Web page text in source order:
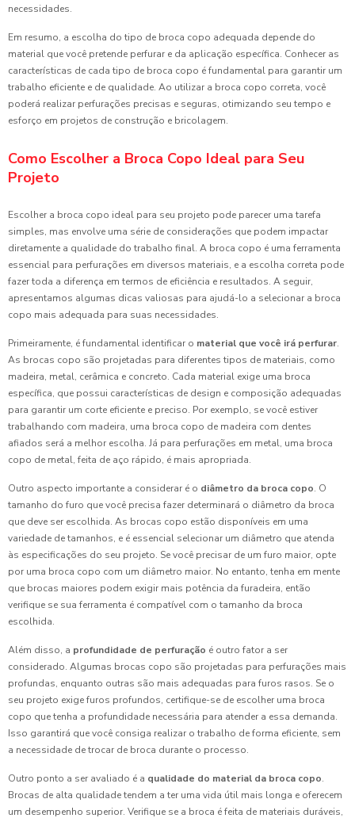
necessidades.
Em resumo, a escolha do tipo de broca copo adequada depende do
material que você pretende perfurar e da aplicação específica. Conhecer as
características de cada tipo de broca copo é fundamental para garantir um
trabalho eficiente e de qualidade. Ao utilizar a broca copo correta, você
poderá realizar perfurações precisas e seguras, otimizando seu tempo e
esforço em projetos de construção e bricolagem.
Como Escolher a Broca Copo Ideal para Seu
Projeto
Escolher a broca copo ideal para seu projeto pode parecer uma tarefa
simples, mas envolve uma série de considerações que podem impactar
diretamente a qualidade do trabalho final. A broca copo é uma ferramenta
essencial para perfurações em diversos materiais, e a escolha correta pode
fazer toda a diferença em termos de eficiência e resultados. A seguir,
apresentamos algumas dicas valiosas para ajudá-lo a selecionar a broca
copo mais adequada para suas necessidades.
Primeiramente, é fundamental identificar o material que você irá perfurar.
As brocas copo são projetadas para diferentes tipos de materiais, como
madeira, metal, cerâmica e concreto. Cada material exige uma broca
específica, que possui características de design e composição adequadas
para garantir um corte eficiente e preciso. Por exemplo, se você estiver
trabalhando com madeira, uma broca copo de madeira com dentes
afiados será a melhor escolha. Já para perfurações em metal, uma broca
copo de metal, feita de aço rápido, é mais apropriada.
Outro aspecto importante a considerar é o diâmetro da broca copo. O
tamanho do furo que você precisa fazer determinará o diâmetro da broca
que deve ser escolhida. As brocas copo estão disponíveis em uma
variedade de tamanhos, e é essencial selecionar um diâmetro que atenda
às especificações do seu projeto. Se você precisar de um furo maior, opte
por uma broca copo com um diâmetro maior. No entanto, tenha em mente
que brocas maiores podem exigir mais potência da furadeira, então
verifique se sua ferramenta é compatível com o tamanho da broca
escolhida.
Além disso, a profundidade de perfuração é outro fator a ser
considerado. Algumas brocas copo são projetadas para perfurações mais
profundas, enquanto outras são mais adequadas para furos rasos. Se o
seu projeto exige furos profundos, certifique-se de escolher uma broca
copo que tenha a profundidade necessária para atender a essa demanda.
Isso garantirá que você consiga realizar o trabalho de forma eficiente, sem
a necessidade de trocar de broca durante o processo.
Outro ponto a ser avaliado é a qualidade do material da broca copo.
Brocas de alta qualidade tendem a ter uma vida útil mais longa e oferecem
um desempenho superior. Verifique se a broca é feita de materiais duráveis,